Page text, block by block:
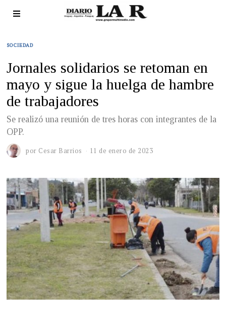
SOCIEDAD
Jornales solidarios se retoman en
mayo y sigue la huelga de hambre
de trabajadores
Se realizó una reunión de tres horas con integrantes de la
OPP.
por Cesar Barrios 11 de enero de 2023